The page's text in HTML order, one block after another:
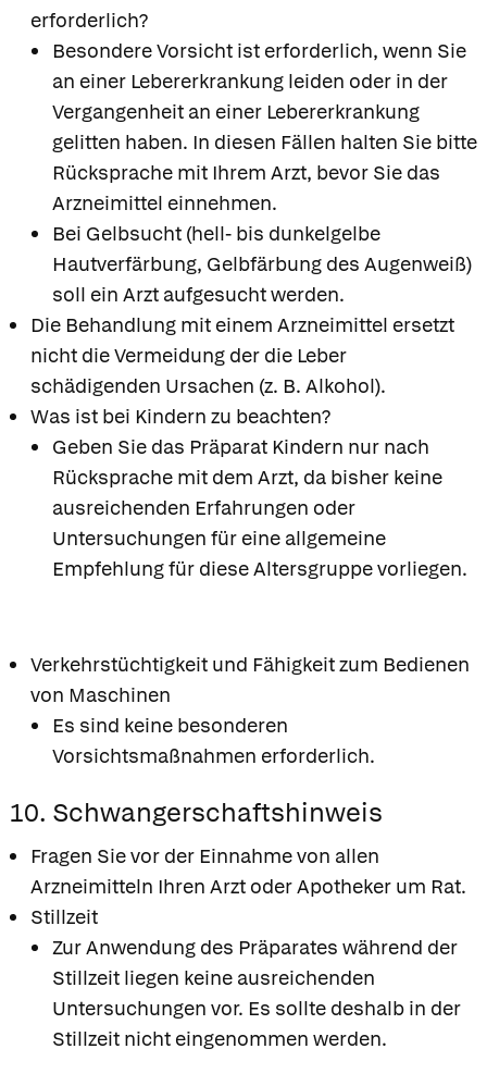
erforderlich?
Besondere Vorsicht ist erforderlich, wenn Sie
an einer Lebererkrankung leiden oder in der
Vergangenheit an einer Lebererkrankung
gelitten haben. In diesen Fällen halten Sie bitte
Rücksprache mit Ihrem Arzt, bevor Sie das
Arzneimittel einnehmen.
Bei Gelbsucht (hell- bis dunkelgelbe
Hautverfärbung, Gelbfärbung des Augenweiß)
soll ein Arzt aufgesucht werden.
Die Behandlung mit einem Arzneimittel ersetzt
nicht die Vermeidung der die Leber
schädigenden Ursachen (z. B. Alkohol).
Was ist bei Kindern zu beachten?
Geben Sie das Präparat Kindern nur nach
Rücksprache mit dem Arzt, da bisher keine
ausreichenden Erfahrungen oder
Untersuchungen für eine allgemeine
Empfehlung für diese Altersgruppe vorliegen.
Verkehrstüchtigkeit und Fähigkeit zum Bedienen
von Maschinen
Es sind keine besonderen
Vorsichtsmaßnahmen erforderlich.
10. Schwangerschaftshinweis
Fragen Sie vor der Einnahme von allen
Arzneimitteln Ihren Arzt oder Apotheker um Rat.
Stillzeit
Zur Anwendung des Präparates während der
Stillzeit liegen keine ausreichenden
Untersuchungen vor. Es sollte deshalb in der
Stillzeit nicht eingenommen werden.